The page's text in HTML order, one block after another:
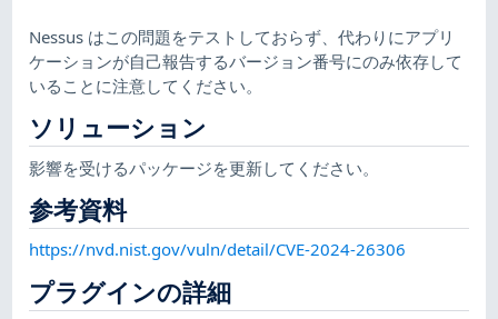
Nessus はこの問題をテストしておらず、代わりにアプリ
ケーションが自己報告するバージョン番号にのみ依存して
いることに注意してください。
ソリューション
影響を受けるパッケージを更新してください。
参考資料
https://nvd.nist.gov/vuln/detail/CVE-2024-26306
プラグインの詳細